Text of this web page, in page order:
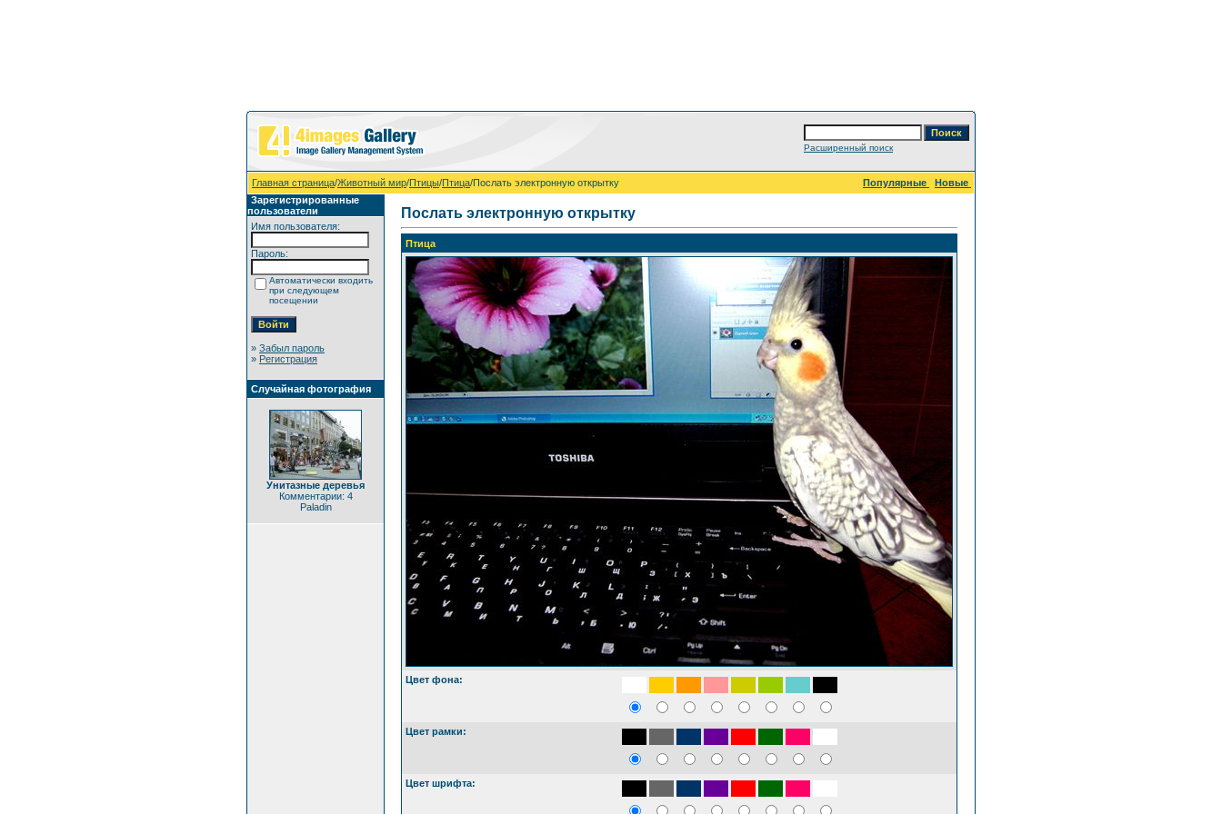
Расширенный поиск
Главная страница/Животный мир/Птицы/Птица/Послать электронную открытку Популярные
Новые
Зарегистрированные
пользователи
Имя пользователя:
Пароль:
Автоматически входить
при следующем
посещении
» Забыл пароль
» Регистрация
Случайная фотография
Унитазные деревья
Комментарии: 4
Paladin
Послать электронную открытку
Птица
Цвет фона:
Цвет рамки:
Цвет шрифта: